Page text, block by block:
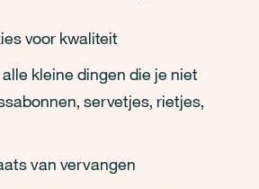
voor kwaliteit
kleine dingen die je niet
servetjes, rietjes,
van vervangen